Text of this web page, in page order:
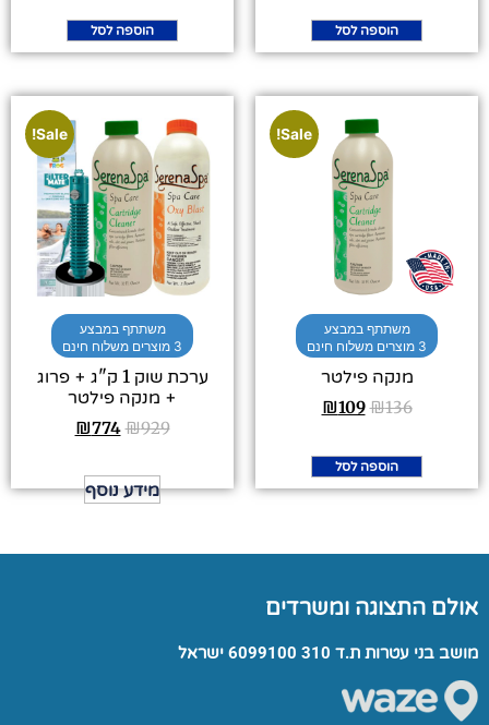
הוספה לסל הוספה לסל
Sale!
משתתף במבצע
3 מוצרים משלוח חינם
מנקה פילטר
₪136
₪109
הוספה לסל
Sale!
משתתף במבצע
3 מוצרים משלוח חינם
ערכת שוק 1 ק"ג + פרוג
+ מנקה פילטר
₪929
₪774
מידע נוסף
אולם התצוגה ומשרדים
מושב בני עטרות ת.ד 310 6099100 ישראל